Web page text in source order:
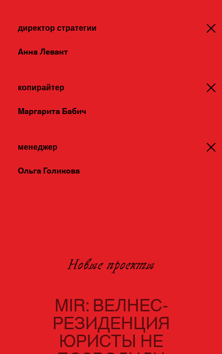
директор стратегии
Анна Левант
копирайтер
Маргарита Бабич
менеджер
Ольга Голикова
Новые проекты
MIR: ВЕЛНЕС-
РЕЗИДЕНЦИЯ
ЮРИСТЫ НЕ